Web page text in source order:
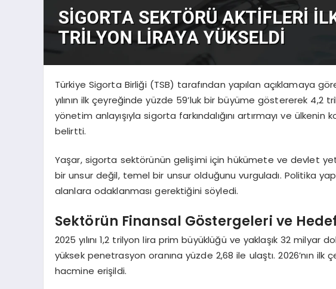
Türkiye Sigorta Birliği (TSB) tarafından yapılan açıklamaya
yılının ilk çeyreğinde yüzde 59’luk bir büyüme göstererek 4,2
yönetim anlayışıyla sigorta farkındalığını artırmayı ve ülkenin
belirtti.
Yaşar, sigorta sektörünün gelişimi için hükümete ve devlet
bir unsur değil, temel bir unsur olduğunu vurguladı. Politika
alanlara odaklanması gerektiğini söyledi.
Sektörün Finansal Göstergeleri ve
2025 yılını 1,2 trilyon lira prim büyüklüğü ve yaklaşık 32 milyar
yüksek penetrasyon oranına yüzde 2,68 ile ulaştı. 2026’nın
hacmine erişildi.